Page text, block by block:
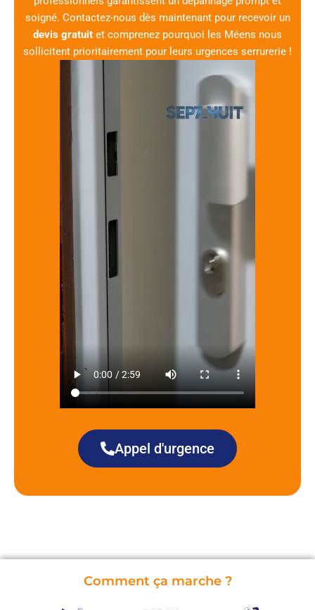
soigné. Contactez-nous dès maintenant pour recevoir un
devis gratuit et comprenez pourquoi les Méens nous
sollicitent prioritairement pour leurs urgences serrurerie !
Appel d'urgence
Comment ça marche ?